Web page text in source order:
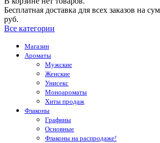
Бесплатная доставка для всех заказов на
руб.
Все категории
Магазин
Ароматы
Мужские
Женские
Унисекс
Моноароматы
Хиты продаж
Флаконы
Графины
Основные
Флаконы на распродаже!